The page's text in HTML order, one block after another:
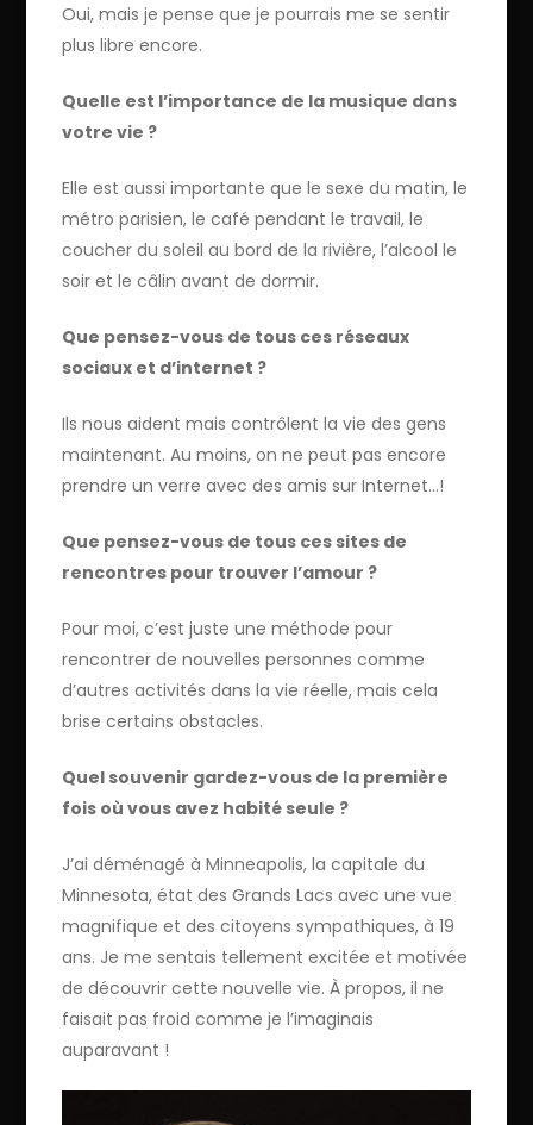
Oui, mais je pense que je pourrais me se sentir
plus libre encore.
Quelle est l’importance de la musique dans
votre vie ?
Elle est aussi importante que le sexe du matin, le
métro parisien, le café pendant le travail, le
coucher du soleil au bord de la rivière, l’alcool le
soir et le câlin avant de dormir.
Que pensez-vous de tous ces réseaux
sociaux et d’internet ?
Ils nous aident mais contrôlent la vie des gens
maintenant. Au moins, on ne peut pas encore
prendre un verre avec des amis sur Internet…!
Que pensez-vous de tous ces sites de
rencontres pour trouver l’amour ?
Pour moi, c’est juste une méthode pour
rencontrer de nouvelles personnes comme
d’autres activités dans la vie réelle, mais cela
brise certains obstacles.
Quel souvenir gardez-vous de la première
fois où vous avez habité seule ?
J’ai déménagé à Minneapolis, la capitale du
Minnesota, état des Grands Lacs avec une vue
magnifique et des citoyens sympathiques, à 19
ans. Je me sentais tellement excitée et motivée
de découvrir cette nouvelle vie. À propos, il ne
faisait pas froid comme je l’imaginais
auparavant !